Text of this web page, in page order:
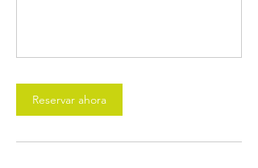
Reservar ahora